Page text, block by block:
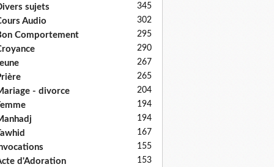
sujets 345
Audio 302
Comportement 295
290
267
265
- divorce 204
194
194
167
155
d'Adoration 153